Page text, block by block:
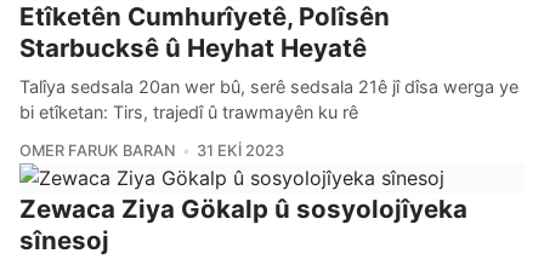
Etîketên Cumhurîyetê, Polîsên
Starbucksê û Heyhat Heyatê
Talîya sedsala 20an wer bû, serê sedsala 21ê jî dîsa werga ye
bi etîketan: Tirs, trajedî û trawmayên ku rê
OMER FARUK BARAN 31 EKI 2023
Zewaca Ziya Gökalp û sosyolojîyeka
sînesoj